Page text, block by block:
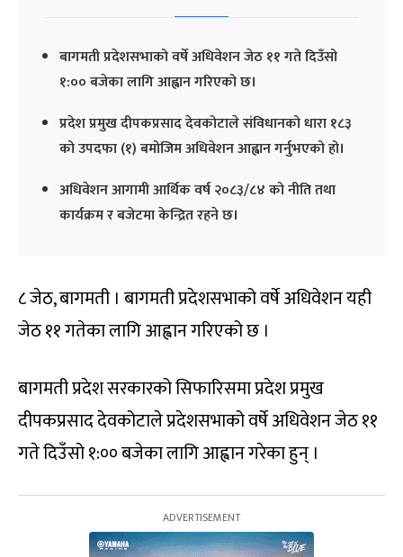
बागमती प्रदेशसभाको वर्षे अधिवेशन जेठ ११ गते दिउँसो
१:०० बजेका लागि आह्वान गरिएको छ।
प्रदेश प्रमुख दीपकप्रसाद देवकोटाले संविधानको धारा १८३
को उपदफा (१) बमोजिम अधिवेशन आह्वान गर्नुभएको हो।
अधिवेशन आगामी आर्थिक वर्ष २०८३/८४ को नीति तथा
कार्यक्रम र बजेटमा केन्द्रित रहने छ।
८ जेठ, बागमती । बागमती प्रदेशसभाको वर्षे अधिवेशन यही
जेठ ११ गतेका लागि आह्वान गरिएको छ ।
बागमती प्रदेश सरकारको सिफारिसमा प्रदेश प्रमुख
दीपकप्रसाद देवकोटाले प्रदेशसभाको वर्षे अधिवेशन जेठ ११
गते दिउँसो १:०० बजेका लागि आह्वान गरेका हुन् ।